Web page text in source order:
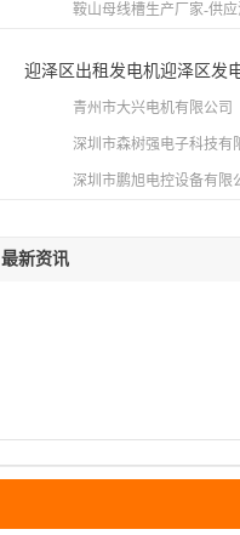
鞍山母线槽生产厂家-供
迎泽区出租发电机迎泽区发
青州市大兴电机有限公司
深圳市森树强电子科技有
深圳市鹏旭电控设备有限
最新资讯